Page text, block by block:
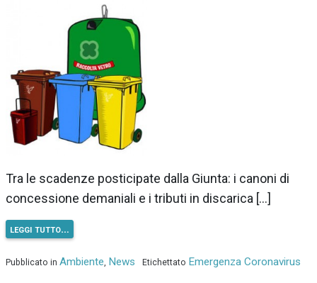
Tra le scadenze posticipate dalla Giunta: i canoni di
concessione demaniali e i tributi in discarica […]
leggi tutto…
Pubblicato in Ambiente, News Etichettato Emergenza Coronavirus